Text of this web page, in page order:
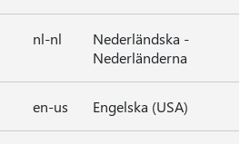
nl-nl
Nederländska -
Nederländerna
en-us Engelska (USA)